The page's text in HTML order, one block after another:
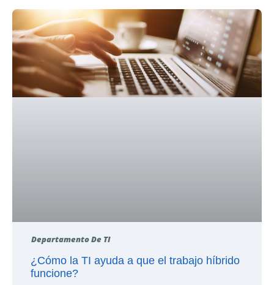
Departamento De TI
¿Cómo la TI ayuda a que el trabajo híbrido
funcione?